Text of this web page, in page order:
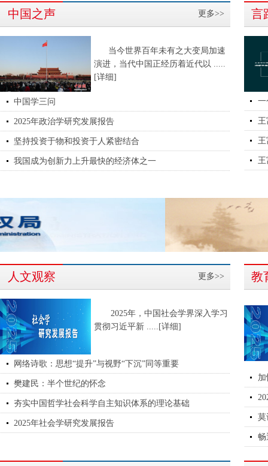
中国之声 更多>>
当今世界百年未有之大变局加速
演进，当代中国正经历着近代以 .....
[详细]
中国学三问
2025年政治学研究发展报告
坚持投资于物和投资于人紧密结合
我国成为创新力上升最快的经济体之一
言
一
人文观察 更多>>
2025年，中国社会学界深入学习
贯彻习近平新 .....[详细]
网络诗歌：思想“提升”与视野“下沉”同等重要
樊建民：半个世纪的怀念
夯实中国哲学社会科学自主知识体系的理论基础
2025年社会学研究发展报告
教
莫
畅